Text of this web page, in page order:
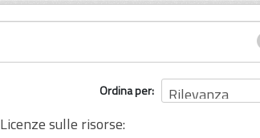
Ordina per
Licenze sulle risorse: